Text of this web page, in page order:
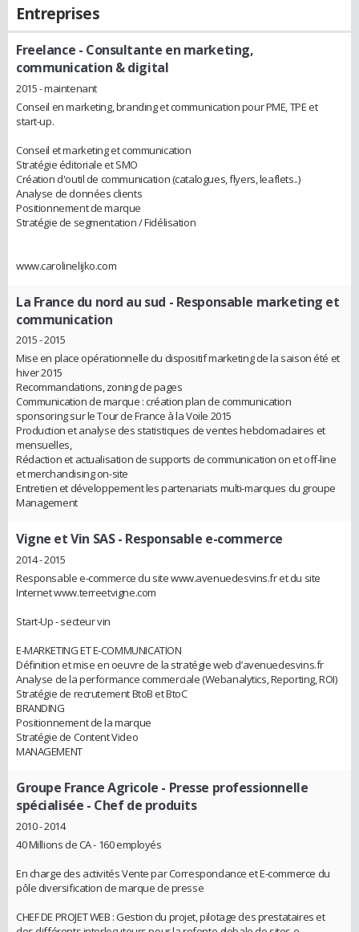
Entreprises
Freelance - Consultante en marketing,
communication & digital
2015 - maintenant
Conseil en marketing, branding et communication pour PME, TPE et
start-up.
Conseil et marketing et communication
Stratégie éditoriale et SMO
Création d'outil de communication (catalogues, flyers, leaflets..)
Analyse de données clients
Positionnement de marque
Stratégie de segmentation / Fidélisation
www.carolinelijko.com
La France du nord au sud - Responsable marketing et
communication
2015 - 2015
Mise en place opérationnelle du dispositif marketing de la saison été et
hiver 2015
Recommandations, zoning de pages
Communication de marque : création plan de communication
sponsoring sur le Tour de France à la Voile 2015
Production et analyse des statistiques de ventes hebdomadaires et
mensuelles,
Rédaction et actualisation de supports de communication on et off-line
et merchandising on-site
Entretien et développement les partenariats multi-marques du groupe
Management
Vigne et Vin SAS- Responsable e-commerce
2014 - 2015
Responsable e-commerce du site www.avenuedesvins.fr et du site
Internet www.terreetvigne.com
Start-Up - secteur vin
E-MARKETING ET E-COMMUNICATION
Définition et mise en oeuvre de la stratégie web d’avenuedesvins.fr
Analyse de la performance commerciale (Webanalytics, Reporting, ROI)
Stratégie de recrutement BtoB et BtoC
BRANDING
Positionnement de la marque
Stratégie de Content Video
MANAGEMENT
Groupe France Agricole - Presse professionnelle
spécialisée - Chef de produits
2010 - 2014
40 Millions de CA - 160 employés
En charge des activités Vente par Correspondance et E-commerce du
pôle diversification de marque de presse
CHEF DE PROJET WEB : Gestion du projet, pilotage des prestataires et